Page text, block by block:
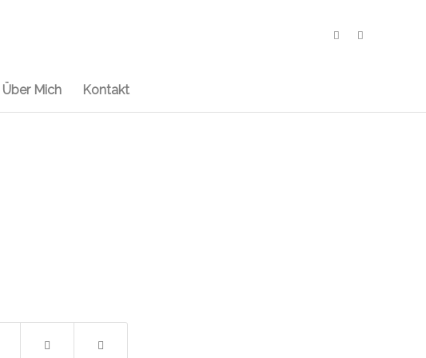
Über Mich Kontakt